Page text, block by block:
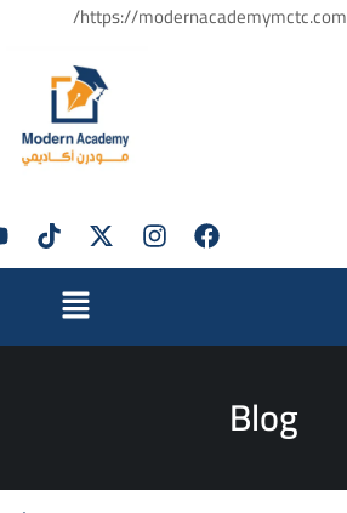
https://modernacademymctc.com/
Blog